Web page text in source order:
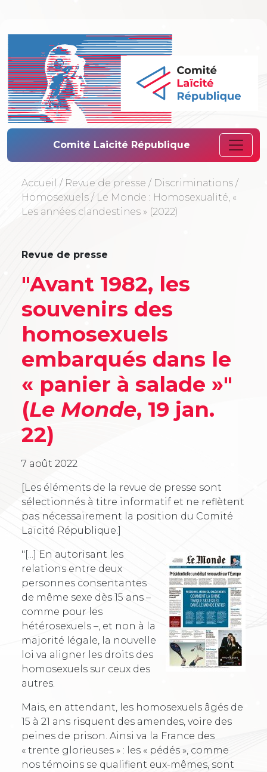
Comité Laïcité
Comité Laicité République
Accueil / Revue de presse / Discriminations /
Homosexuels / Le Monde : Homosexualité, «
Les années clandestines » (2022)
Revue de presse
"Avant 1982, les
souvenirs des
homosexuels
embarqués dans le
« panier à salade »"
(Le Monde, 19 jan.
22)
7 août 2022
[Les éléments de la revue de presse sont
sélectionnés à titre informatif et ne reflètent
pas nécessairement la position du Comité
Laïcité République.]
"[...] En autorisant les
relations entre deux
personnes consentantes
de même sexe dès 15 ans –
comme pour les
hétérosexuels –, et non à la
majorité légale, la nouvelle
loi va aligner les droits des
homosexuels sur ceux des
autres.
Mais, en attendant, les homosexuels âgés de
15 à 21 ans risquent des amendes, voire des
peines de prison. Ainsi va la France des
« trente glorieuses » : les « pédés », comme
nos témoins se qualifient eux-mêmes, sont